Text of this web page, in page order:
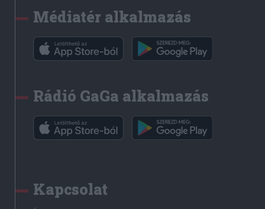
Médiatér alkalmazás
Rádió GaGa alkalmazás
Kapcsolat